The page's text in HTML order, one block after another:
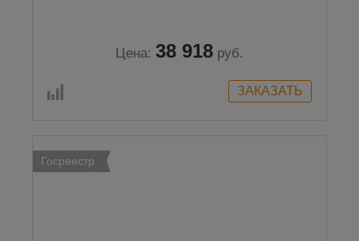
Цена: 38 918 руб.
Госреестр